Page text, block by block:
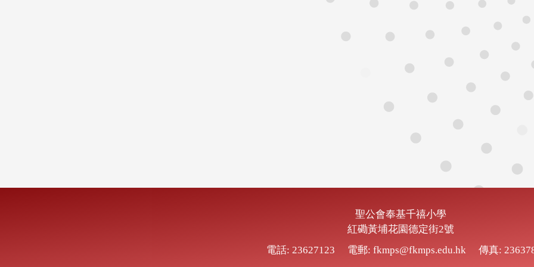
聖公會奉基千禧小學
紅磡黃埔花園德定街2號
電話: 23627123
電郵: fkmps@fkmps.edu.hk 傳真: